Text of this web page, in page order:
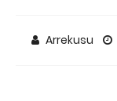
Arrekusu